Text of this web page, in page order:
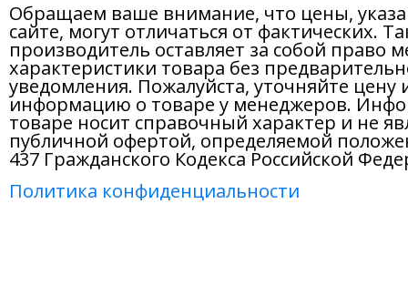
Обращаем ваше внимание, что цены,
сайте, могут отличаться от фактических.
производитель оставляет за собой право
характеристики товара без
уведомления. Пожалуйста, уточняйте цену
информацию о товаре у менеджеров.
товаре носит справочный характер и не
публичной офертой, определяемой
437 Гражданского Кодекса Российской
Политика конфиденциальности